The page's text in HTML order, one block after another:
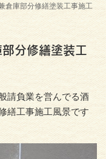
倉庫部分修繕塗装工事施工
分修繕塗装工
請負業を営んでる酒
繕工事施工風景です